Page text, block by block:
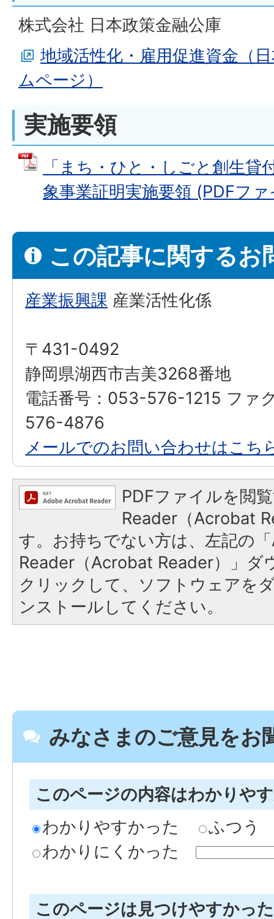
株式会社 日本政策金融公庫
地域活性化・雇用促進資金（
ムページ）
実施要領
「まち・ひと・しごと創生貸
象事業証明実施要領 (PDFフ
この記事に関するお
産業振興課 産業活性化係
〒431-0492
静岡県湖西市吉美3268番地
電話番号：053-576-1215 ファ
576-4876
メールでのお問い合わせはこち
PDFファイルを閲
Reader（Acrobat
す。お持ちでない方は、左記の
Reader（Acrobat Reader）」ダ
クリックして、ソフトウェアを
ンストールしてください。
みなさまのご意見をお
このページの内容はわかりや
わかりやすかった
ふつう
わかりにくかった
このページは見つけやすかっ